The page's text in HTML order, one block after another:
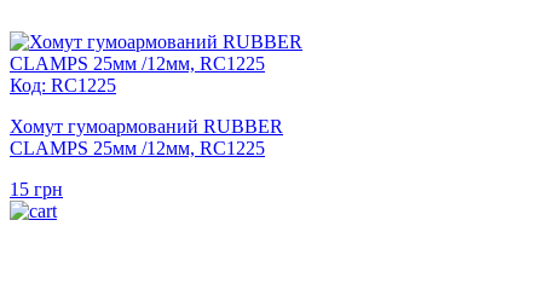
Код: RC1225
Хомут гумоармований RUBBER
CLAMPS 25мм /12мм, RC1225
15 грн